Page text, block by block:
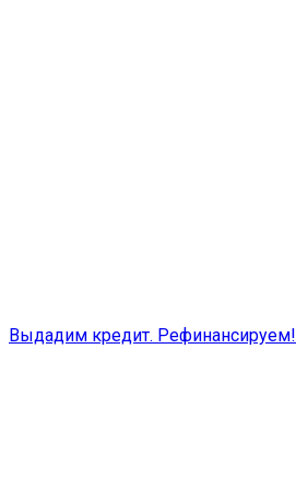
Выдадим кредит. Рефинансируем!